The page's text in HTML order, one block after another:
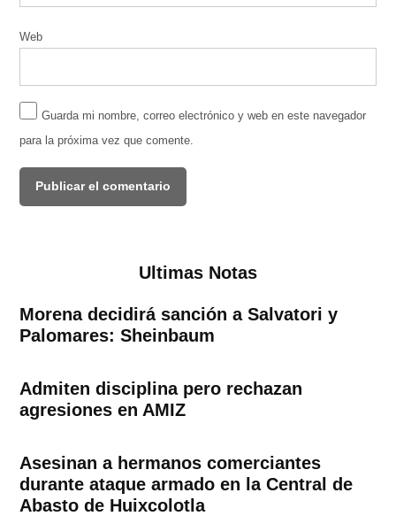
Web
Guarda mi nombre, correo electrónico y web en este navegador
para la próxima vez que comente.
Ultimas Notas
Morena decidirá sanción a Salvatori y
Palomares: Sheinbaum
Admiten disciplina pero rechazan
agresiones en AMIZ
Asesinan a hermanos comerciantes
durante ataque armado en la Central de
Abasto de Huixcolotla